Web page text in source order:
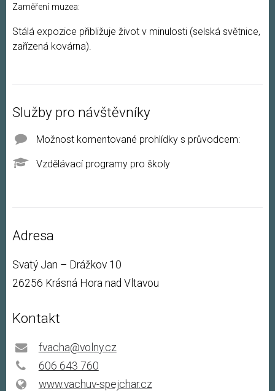
Zaměření muzea:
Stálá expozice přibližuje život v minulosti (selská světnice,
zařízená kovárna).
Služby pro návštěvníky
Možnost komentované prohlídky s průvodcem:
Vzdělávací programy pro školy
Adresa
Svatý Jan – Drážkov 10
26256 Krásná Hora nad Vltavou
Kontakt
fvacha@volny.cz
606 643 760
www.vachuv-spejchar.cz